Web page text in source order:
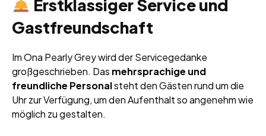
Erstklassiger Service und
Gastfreundschaft
Im Ona Pearly Grey wird der Servicegedanke
großgeschrieben. Das mehrsprachige und
freundliche Personalsteht den Gästen rund um die
Uhr zur Verfügung, um den Aufenthalt so angenehm wie
möglich zu gestalten.